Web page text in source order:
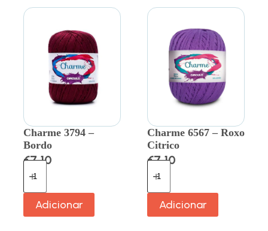
Charme 3794 –
Bordo
€7.10
Adicionar
Charme 6567 – Roxo
Citrico
€7.10
Adicionar